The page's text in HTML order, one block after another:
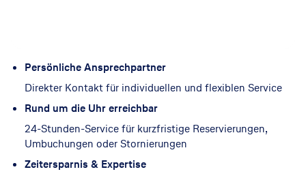
Persönliche Ansprechpartner
Direkter Kontakt für individuellen und flexiblen Service
Rund um die Uhr erreichbar
24-Stunden-Service für kurzfristige Reservierungen,
Umbuchungen oder Stornierungen
Zeitersparnis & Expertise